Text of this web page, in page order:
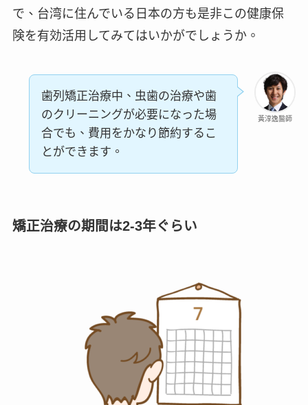
で、台湾に住んでいる日本の方も是非この健康保
険を有効活用してみてはいかがでしょうか。
黃淳逸醫師
歯列矯正治療中、虫歯の治療や歯
のクリーニングが必要になった場
合でも、費用をかなり節約するこ
とができます。
矯正治療の期間は2-3年ぐらい